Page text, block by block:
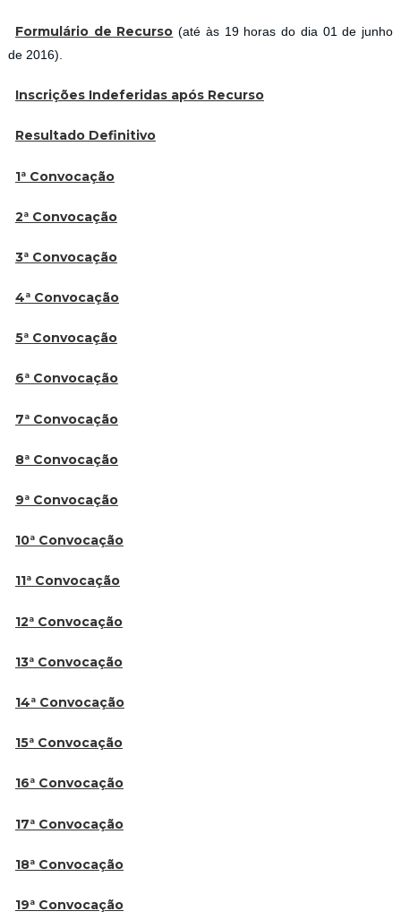
Formulário de Recurso (até às 19 horas do dia 01 de junho
de 2016).
Inscrições Indeferidas após Recurso
Resultado Definitivo
1ª Convocação
2ª Convocação
3ª Convocação
4ª Convocação
5ª Convocação
6ª Convocação
7ª Convocação
8ª Convocação
9ª Convocação
10ª Convocação
11ª Convocação
12ª Convocação
13ª Convocação
14ª Convocação
15ª Convocação
16ª Convocação
17ª Convocação
18ª Convocação
19ª Convocação